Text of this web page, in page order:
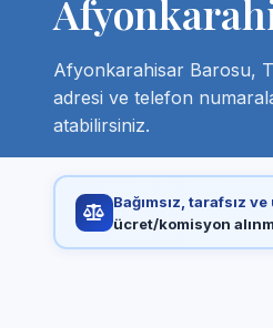
Afyonkarahisar Barosu,
adresi ve telefon
atabilirsiniz.
Bağımsız, tarafsız
ücret/komisyon